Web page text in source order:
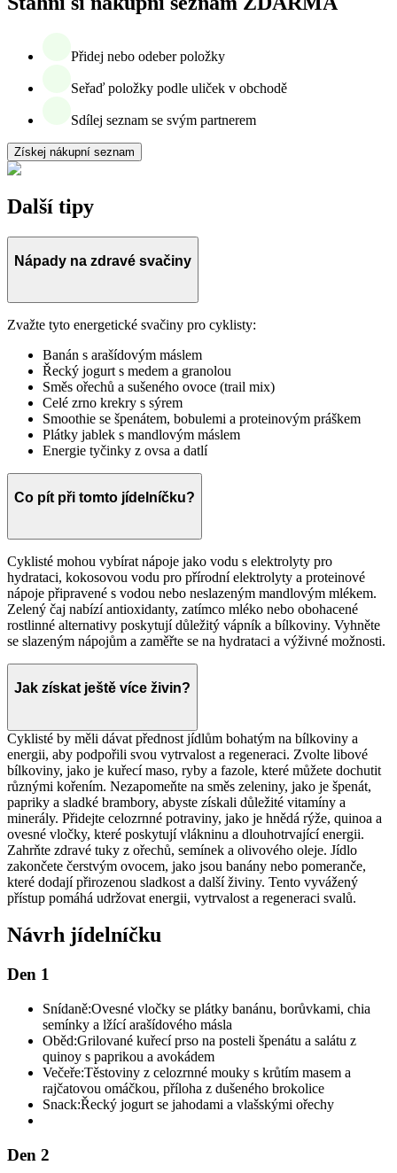
Přidej nebo odeber položky
Seřaď položky podle uliček v obchodě
Sdílej seznam se svým partnerem
Získej nákupní seznam
Další tipy
Nápady na zdravé svačiny
Zvažte tyto energetické svačiny pro cyklisty:
Banán s arašídovým máslem
Řecký jogurt s medem a granolou
Směs ořechů a sušeného ovoce (trail mix)
Celé zrno krekry s sýrem
Smoothie se špenátem, bobulemi a proteinovým práškem
Plátky jablek s mandlovým máslem
Energie tyčinky z ovsa a datlí
Co pít při tomto jídelníčku?
Cyklisté mohou vybírat nápoje jako vodu s elektrolyty pro
hydrataci, kokosovou vodu pro přírodní elektrolyty a proteinové
nápoje připravené s vodou nebo neslazeným mandlovým mlékem.
Zelený čaj nabízí antioxidanty, zatímco mléko nebo obohacené
rostlinné alternativy poskytují důležitý vápník a bílkoviny. Vyhněte
se slazeným nápojům a zaměřte se na hydrataci a výživné možnosti.
Jak získat ještě více živin?
Cyklisté by měli dávat přednost jídlům bohatým na bílkoviny a
energii, aby podpořili svou vytrvalost a regeneraci. Zvolte libové
bílkoviny, jako je kuřecí maso, ryby a fazole, které můžete dochutit
různými kořením. Nezapomeňte na směs zeleniny, jako je špenát,
papriky a sladké brambory, abyste získali důležité vitamíny a
minerály. Přidejte celozrnné potraviny, jako je hnědá rýže, quinoa a
ovesné vločky, které poskytují vlákninu a dlouhotrvající energii.
Zahrňte zdravé tuky z ořechů, semínek a olivového oleje. Jídlo
zakončete čerstvým ovocem, jako jsou banány nebo pomeranče,
které dodají přirozenou sladkost a další živiny. Tento vyvážený
přístup pomáhá udržovat energii, vytrvalost a regeneraci svalů.
Návrh jídelníčku
Den 1
Snídaně:Ovesné vločky se plátky banánu, borůvkami, chia
semínky a lžící arašídového másla
Oběd:Grilované kuřecí prso na posteli špenátu a salátu z
quinoy s paprikou a avokádem
Večeře:Těstoviny z celozrnné mouky s krůtím masem a
rajčatovou omáčkou, příloha z dušeného brokolice
Snack:Řecký jogurt se jahodami a vlašskými ořechy
Den 2